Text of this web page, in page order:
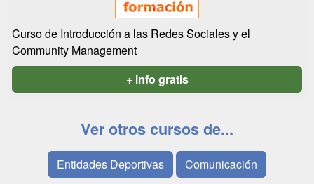
Curso de Introducción a las Redes Sociales y el
Community Management
+ info gratis
Ver otros cursos de...
Entidades Deportivas Comunicación